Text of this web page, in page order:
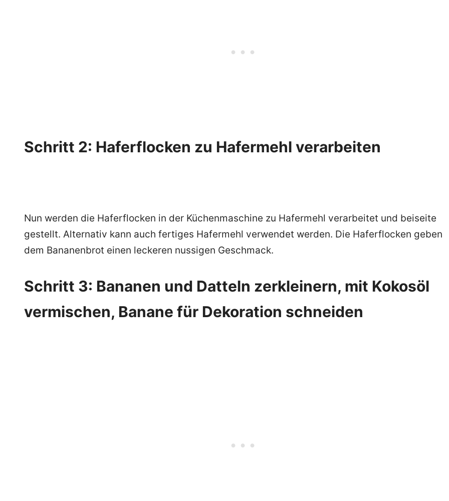
Schritt 2: Haferflocken zu Hafermehl verarbeiten
Nun werden die Haferflocken in der Küchenmaschine zu Hafermehl verarbeitet und beiseite
gestellt. Alternativ kann auch fertiges Hafermehl verwendet werden. Die Haferflocken geben
dem Bananenbrot einen leckeren nussigen Geschmack.
Schritt 3: Bananen und Datteln zerkleinern, mit Kokosöl
vermischen, Banane für Dekoration schneiden